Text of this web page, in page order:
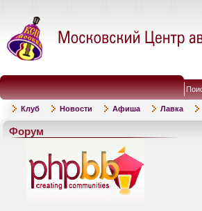
Клуб Новости Афиша Лавка
Форум